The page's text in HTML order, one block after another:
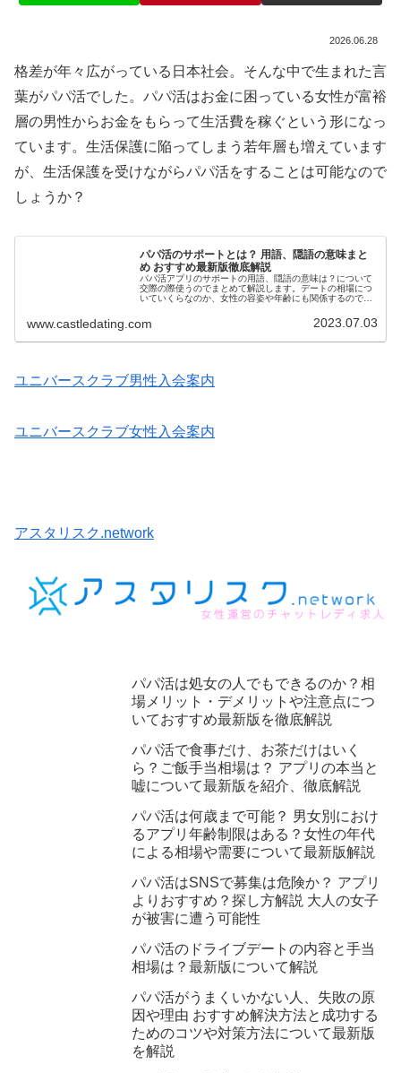
2026.06.28
格差が年々広がっている日本社会。そんな中で生まれた言
葉がパパ活でした。パパ活はお金に困っている女性が富裕
層の男性からお金をもらって生活費を稼ぐという形になっ
ています。生活保護に陥ってしまう若年層も増えています
が、生活保護を受けながらパパ活をすることは可能なので
しょうか？
パパ活のサポートとは？ 用語、隠語の意味まと
め おすすめ最新版徹底解説
パパ活アプリのサポートの用語、隠語の意味は？について
交際の際使うのでまとめて解説します。デートの相場につ
いていくらなのか、女性の容姿や年齢にも関係するので記
いのですが、出会い系サイトやマッチングアプリで活動し
ている方はサポートって何？と思うことが多いでしょう。
www.castledating.com 2023.07.03
ユニバースクラブ男性入会案内
ユニバースクラブ女性入会案内
アスタリスク.network
パパ活は処女の人でもできるのか？相
場メリット・デメリットや注意点につ
いておすすめ最新版を徹底解説
パパ活で食事だけ、お茶だけはいく
ら？ご飯手当相場は？ アプリの本当と
嘘について最新版を紹介、徹底解説
パパ活は何歳まで可能？ 男女別におけ
るアプリ年齢制限はある？女性の年代
による相場や需要について最新版解説
パパ活はSNSで募集は危険か？ アプリ
よりおすすめ？探し方解説 大人の女子
が被害に遭う可能性
パパ活のドライブデートの内容と手当
相場は？最新版について解説
パパ活がうまくいかない人、失敗の原
因や理由 おすすめ解決方法と成功する
ためのコツや対策方法について最新版
を解説